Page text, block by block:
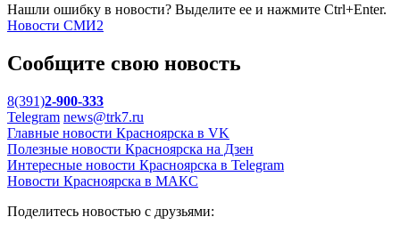
Нашли ошибку в новости? Выделите ее и нажмите Ctrl+Enter.
Новости СМИ2
Сообщите свою новость
8(391)2-900-333
Telegram news@trk7.ru
Главные новости Красноярска в VK
Полезные новости Красноярска на Дзен
Интересные новости Красноярска в Telegram
Новости Красноярска в МАКС
Поделитесь новостью с друзьями: